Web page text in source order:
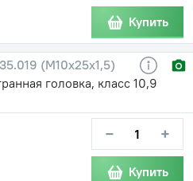
Купить
(М10х25х1,5)
головка, класс 10,9
− +
Купить